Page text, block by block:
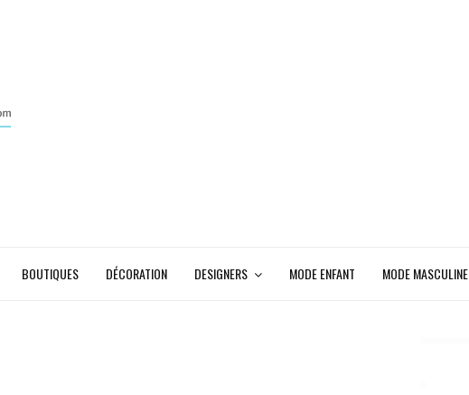
BOUTIQUES DÉCORATION DESIGNERS MODE ENFANT MODE MASCULINE